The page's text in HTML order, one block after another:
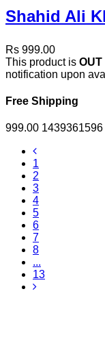
Shahid Ali
Rs 999.00
This product is OUT
notification upon
Free Shipping
999.00 1439361596
1
2
3
4
5
6
7
8
...
13